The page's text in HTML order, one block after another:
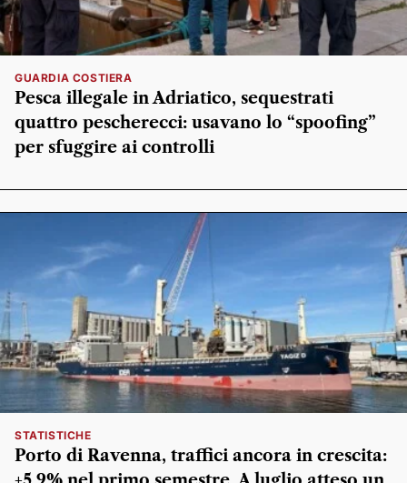
GUARDIA COSTIERA
Pesca illegale in Adriatico, sequestrati
quattro pescherecci: usavano lo “spoofing”
per sfuggire ai controlli
STATISTICHE
Porto di Ravenna, traffici ancora in crescita: